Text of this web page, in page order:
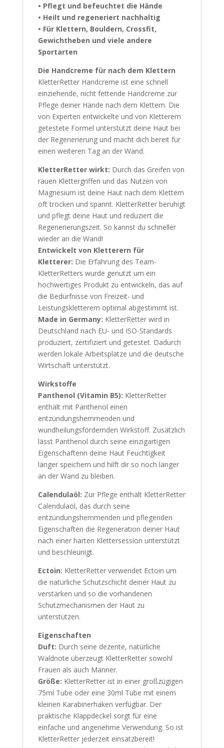
• Pflegt und befeuchtet die Hände
• Heilt und regeneriert nachhaltig
• Für Klettern, Bouldern, Crossfit,
Gewichtheben und viele andere
Sportarten
Die Handcreme für nach dem Klettern
KletterRetter Handcreme ist eine schnell
einziehende, nicht fettende Handcreme zur
Pflege deiner Hände nach dem Klettern. Die
von Experten entwickelte und von Kletterern
getestete Formel unterstützt deine Haut bei
der Regenerierung und macht dich bereit für
einen weiteren Tag an der Wand.
KletterRetter wirkt: Durch das Greifen von
rauen Klettergriffen und das Nutzen von
Magnesium ist deine Haut nach dem Klettern
oft trocken und spannt. KletterRetter beruhigt
und pflegt deine Haut und reduziert die
Regenerierungszeit. So kannst du schneller
wieder an die Wand!
Entwickelt von Kletterern für
Kletterer: Die Erfahrung des Team-
KletterRetters wurde genutzt um ein
hochwertiges Produkt zu entwickeln, das auf
die Bedürfnisse von Freizeit- und
Leistungskletterern optimal abgestimmt ist.
Made in Germany: KletterRetter wird in
Deutschland nach EU- und ISO-Standards
produziert, zertifiziert und getestet. Dadurch
werden lokale Arbeitsplätze und die deutsche
Wirtschaft unterstützt.
Wirkstoffe
Panthenol (Vitamin B5): KletterRetter
enthält mit Panthenol einen
entzündungshemmenden und
wundheilungsfördernden Wirkstoff. Zusätzlich
lässt Panthenol durch seine einzigartigen
Eigenschaftenn deine Haut Feuchtigkeit
länger speichern und hilft dir so noch länger
an der Wand zu bleiben.
Calendulaöl: Zur Pflege enthält KletterRetter
Calendulaöl, das durch seine
entzündungshemmenden und pflegenden
Eigenschaften die Regeneration deiner Haut
nach einer harten Klettersession unterstützt
und beschleunigt.
Ectoin: KletterRetter verwendet Ectoin um
die natürliche Schutzschicht deiner Haut zu
verstärken und so die vorhandenen
Schutzmechanismen der Haut zu
unterstützen.
Eigenschaften
Duft: Durch seine dezente, natürliche
Waldnote überzeugt KletterRetter sowohl
Frauen als auch Männer.
Größe: KletterRetter ist in einer großzügigen
75ml Tube oder eine 30ml Tube mit einem
kleinen Karabinerhaken verfügbar. Der
praktische Klappdeckel sorgt für eine
einfache und angenehme Verwendung. So ist
KletterRetter jederzeit einsatzbereit!